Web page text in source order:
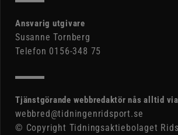
Ansvarig utgivare
Susanne Tornberg
Telefon 0156-348 75
Tjänstgörande webbredaktör nås alltid
webbred@tidningenridsport.se
© Copyright Tidningsaktiebolaget